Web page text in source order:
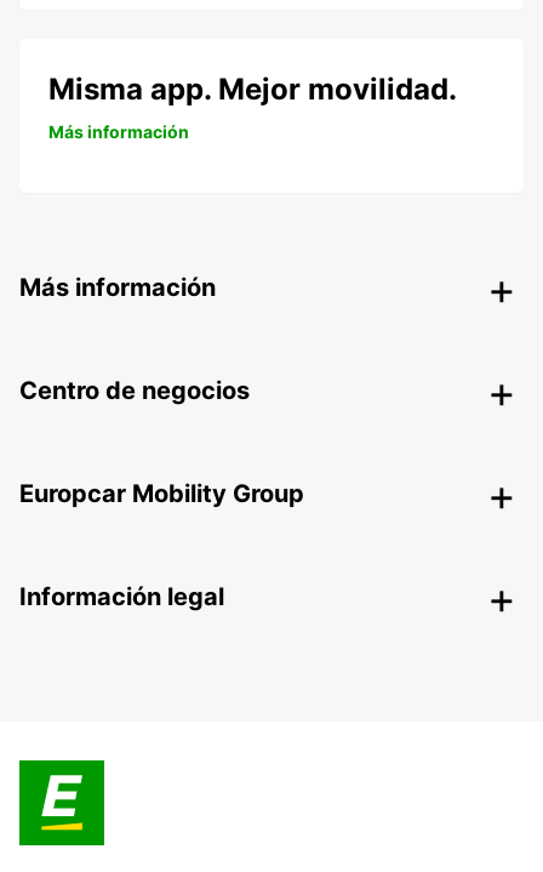
Misma app. Mejor movilidad.
Más información
Más información
Centro de negocios
Europcar Mobility Group
Información legal